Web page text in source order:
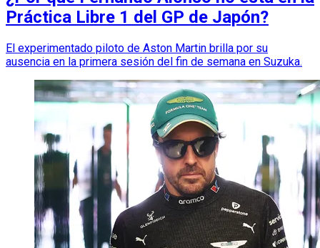
Práctica Libre 1 del GP de Japón?
El experimentado piloto de Aston Martin brilla por su
ausencia en la primera sesión del fin de semana en Suzuka.